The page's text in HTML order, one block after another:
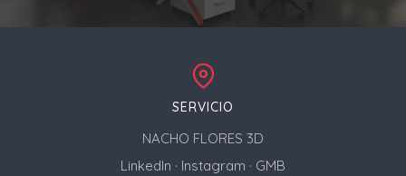
SERVICIO
NACHO FLORES 3D
LinkedIn · Instagram · GMB